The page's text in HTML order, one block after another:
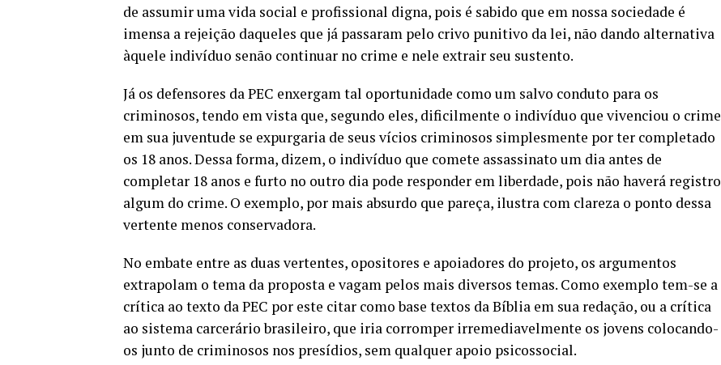
de assumir uma vida social e profissional digna, pois é sabido que em nossa sociedade é
imensa a rejeição daqueles que já passaram pelo crivo punitivo da lei, não dando alternativa
àquele indivíduo senão continuar no crime e nele extrair seu sustento.
Já os defensores da PEC enxergam tal oportunidade como um salvo conduto para os
criminosos, tendo em vista que, segundo eles, dificilmente o indivíduo que vivenciou o crime
em sua juventude se expurgaria de seus vícios criminosos simplesmente por ter completado
os 18 anos. Dessa forma, dizem, o indivíduo que comete assassinato um dia antes de
completar 18 anos e furto no outro dia pode responder em liberdade, pois não haverá registro
algum do crime. O exemplo, por mais absurdo que pareça, ilustra com clareza o ponto dessa
vertente menos conservadora.
No embate entre as duas vertentes, opositores e apoiadores do projeto, os argumentos
extrapolam o tema da proposta e vagam pelos mais diversos temas. Como exemplo tem-se a
crítica ao texto da PEC por este citar como base textos da Bíblia em sua redação, ou a crítica
ao sistema carcerário brasileiro, que iria corromper irremediavelmente os jovens colocando-
os junto de criminosos nos presídios, sem qualquer apoio psicossocial.